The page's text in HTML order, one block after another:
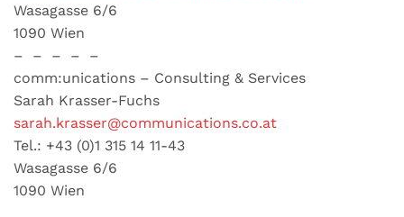
Wasagasse 6/6
1090 Wien
– – – – –
comm:unications – Consulting & Services
Sarah Krasser-Fuchs
sarah.krasser@communications.co.at
Tel.: +43 (0)1 315 14 11-43
Wasagasse 6/6
1090 Wien